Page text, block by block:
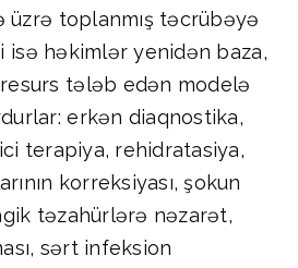
toplanmış təcrübəyə
isə həkimlər yenidən baza,
tələb edən modelə
erkən diaqnostika,
terapiya, rehidratasiya,
korreksiyası, şokun
təzahürlərə nəzarət,
sərt infeksion